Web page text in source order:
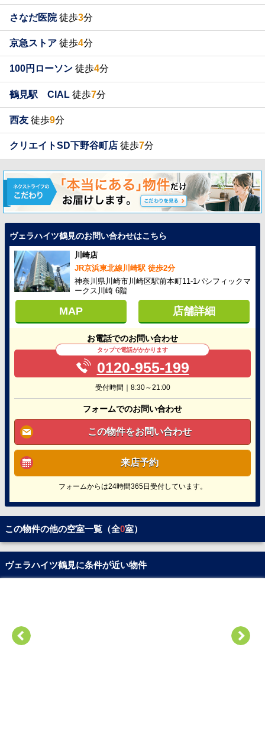
さなだ医院徒歩3分
京急ストア 徒歩4分
100円ローソン 徒歩4分
鶴見駅 CIAL 徒歩7分
西友 徒歩9分
クリエイトSD下野谷町店 徒歩7分
ヴェラハイツ鶴見のお問い合わせはこちら
川崎店
JR京浜東北線川崎駅 徒歩2分
神奈川県川崎市川崎区駅前本町11-1パシフィックマ
ークス川崎 6階
MAP 店舗詳細
お電話でのお問い合わせ
タップで電話がかかります
0120-955-199
受付時間｜8:30～21:00
フォームでのお問い合わせ
この物件をお問い合わせ
来店予約
フォームからは24時間365日受付しています。
この物件の他の空室一覧（全0室）
ヴェラハイツ鶴見に条件が近い物件